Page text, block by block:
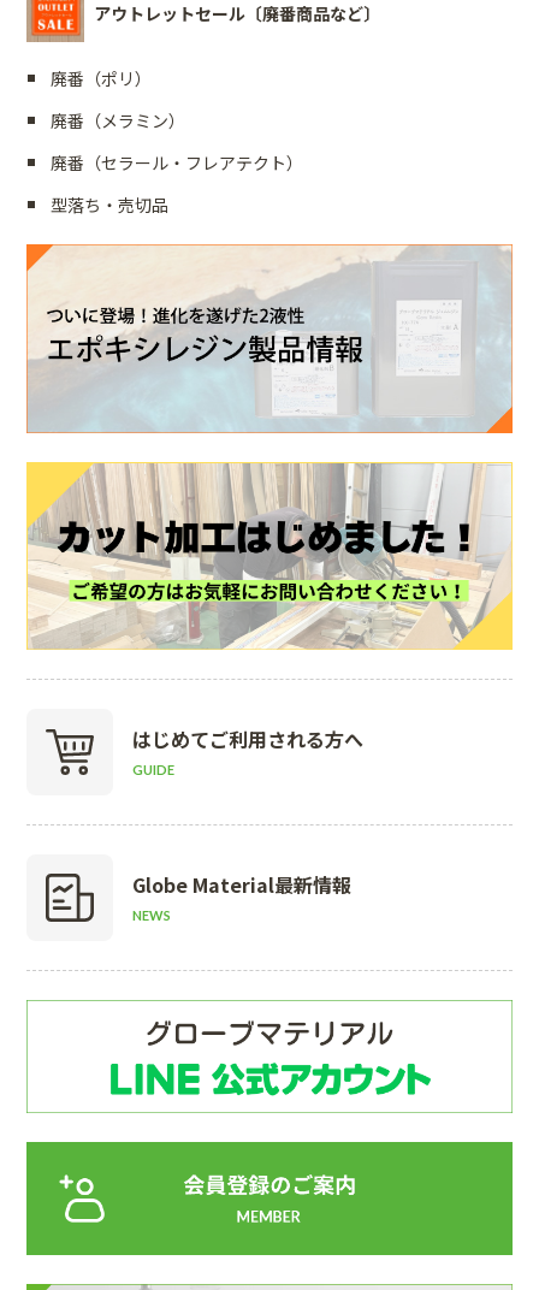
アウトレットセール〔廃番商品など〕
廃番（ポリ）
廃番（メラミン）
廃番（セラール・フレアテクト）
型落ち・売切品
はじめてご利用される方へ
GUIDE
Globe Material最新情報
NEWS